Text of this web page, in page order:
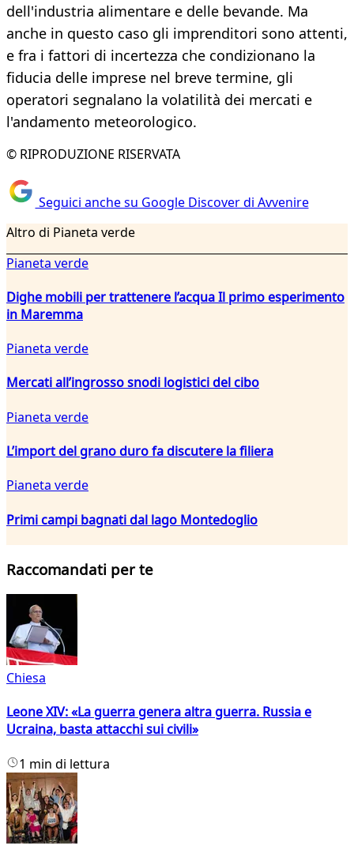
dell'industria alimentare e delle bevande. Ma
anche in questo caso gli imprenditori sono attenti,
e fra i fattori di incertezza che condizionano la
fiducia delle imprese nel breve termine, gli
operatori segnalano la volatilità dei mercati e
l'andamento meteorologico.
© RIPRODUZIONE RISERVATA
Seguici anche su Google Discover di Avvenire
Altro di Pianeta verde
Pianeta verde
Dighe mobili per trattenere l’acqua Il primo esperimento
in Maremma
Pianeta verde
Mercati all’ingrosso snodi logistici del cibo
Pianeta verde
L’import del grano duro fa discutere la filiera
Pianeta verde
Primi campi bagnati dal lago Montedoglio
Raccomandati per te
Chiesa
Leone XIV: «La guerra genera altra guerra. Russia e
Ucraina, basta attacchi sui civili»
1 min di lettura